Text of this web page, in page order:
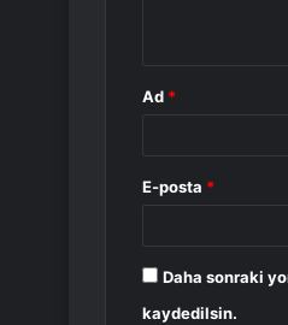
Ad *
E-posta *
Daha sonraki
kaydedilsin.